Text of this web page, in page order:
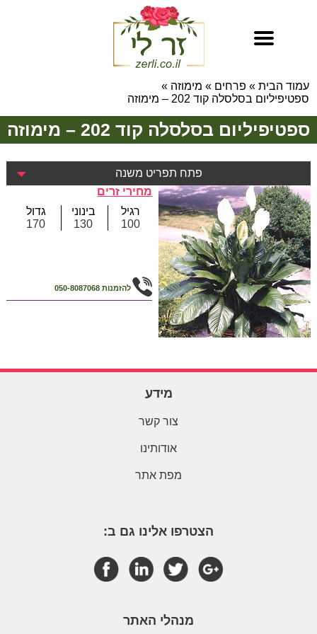
עמוד הבית » פרחים » מימוזה »
ספטיפיליום בסלסלה קוד 202 – מימוזה
ספטיפיליום בסלסלה קוד 202 – מימוזה
פתח תפריט משנה
מחירי זרים
רגיל
100
בינוני
130
גדול
170
להזמנות 050-8087068
מידע
צור קשר
אודותינו
מפת אתר
הצטרפו אלינו גם ב:
מנהלי האתר